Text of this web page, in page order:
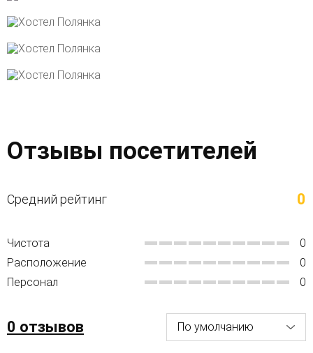
Отзывы посетителей
Средний рейтинг 0
Чистота
0
Расположение
0
Персонал
0
0 отзывов